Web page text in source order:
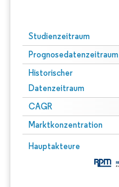
Studienzeitraum
Prognosedatenzeitraum
Historischer
Datenzeitraum
CAGR
Marktkonzentration
Hauptakteure